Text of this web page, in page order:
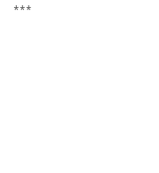
***